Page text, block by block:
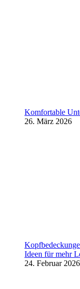
Komfortable
26. März 2026
Ideen für mehr
24. Februar 2026